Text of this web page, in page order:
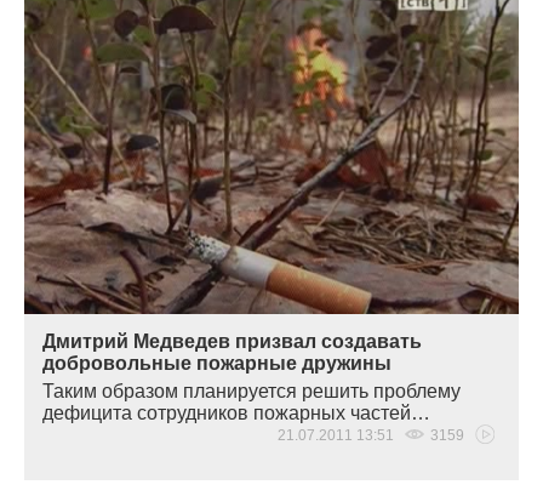
Дмитрий Медведев призвал создавать
добровольные пожарные дружины
Таким образом планируется решить проблему
дефицита сотрудников пожарных частей…
21.07.2011 13:51 3159